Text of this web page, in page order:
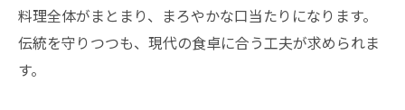
イタリアン好きが知っておきたいバターの特徴
イタリアン好き必見のバターの種類と魅力
料理全体がまとまり、まろやかな口当たりになります。
伝統を守りつつも、現代の食卓に合う工夫が求められま
す。